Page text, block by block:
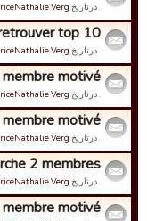
. درتاریخ Verg…
top 10
. درتاریخ Verg…
motivé
. درتاریخ Verg…
motivé
. درتاریخ Verg…
2 membres.
. درتاریخ Verg…
motivé